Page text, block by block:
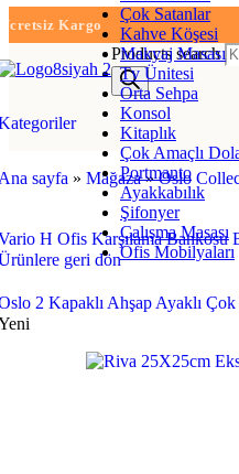
Products search
Çok Satanlar
Kahve Köşesi
Makyaj Masası
Tv Ünitesi
Orta Sehpa
Konsol
Kitaplık
Çok Amaçlı
Portmanto
Ayakkabılık
Şifonyer
Çalışma Masası
Ofis Mobilyaları
sayfa » Mağaza»Oslo
H Ofis Karşılama Bankosu
geri dön
2 Kapaklı Ahşap Ayaklı